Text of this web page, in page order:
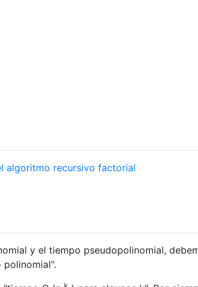
algoritmo recursivo factorial
y el tiempo pseudopolinomial,